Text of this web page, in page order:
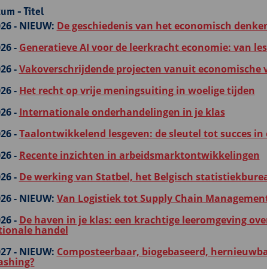
- Titel
- NIEUW: De geschiedenis van het economisch
- Generatieve AI voor de leerkracht economie: van
-Vakoverschrijdende projecten vanuit economische
- Het recht op vrije meningsuiting in woelige tijden
- Internationale onderhandelingen in je klas
-Taalontwikkelend lesgeven: de sleutel tot succes in
- Recente inzichten in arbeidsmarktontwikkelingen
- De werking van Statbel, het Belgisch
- NIEUW: Van Logistiek tot Supply Chain
- De haven in je klas: een krachtige leeromgeving
handel
- NIEUW: Composteerbaar, biogebaseerd,